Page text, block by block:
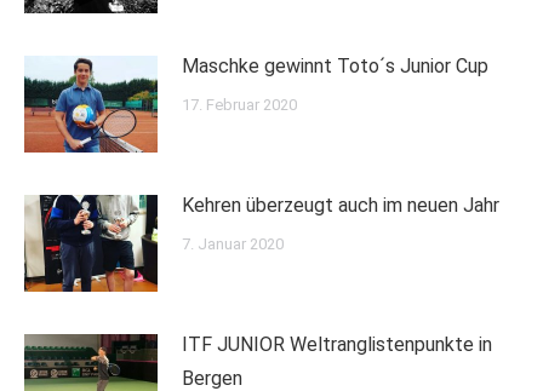
Maschke gewinnt Toto´s Junior Cup
17. Februar 2020
Kehren überzeugt auch im neuen Jahr
7. Januar 2020
ITF JUNIOR Weltranglistenpunkte in
Bergen